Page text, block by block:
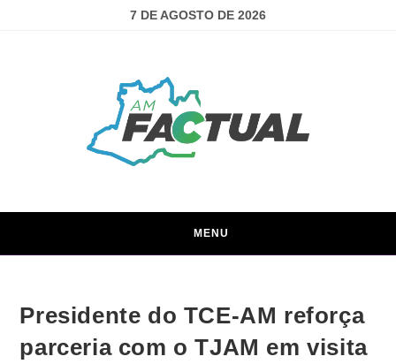
7 DE AGOSTO DE 2026
MENU
Presidente do TCE-AM reforça
parceria com o TJAM em visita